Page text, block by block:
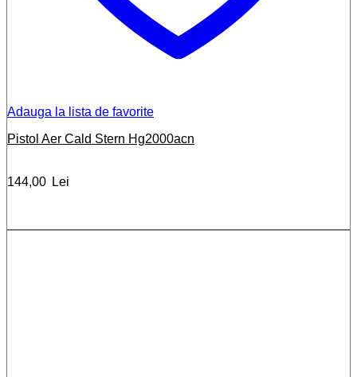
Adauga la lista de favorite
Pistol Aer Cald Stern Hg2000acn
144,00 Lei